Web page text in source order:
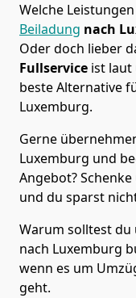
Welche
Beiladung nach
Oder doch lieber
Fullservice ist laut
beste Alternative
Luxemburg.
Gerne
Luxemburg und
Angebot?
und du sparst
Warum solltest du
nach Luxemburg
wenn es um
geht.